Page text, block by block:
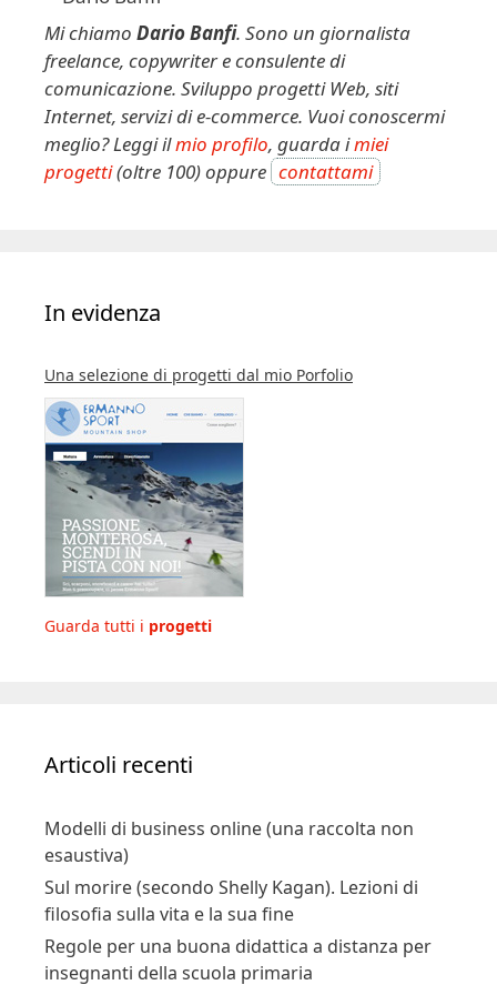
Mi chiamo Dario Banfi. Sono un giornalista
freelance, copywriter e consulente di
comunicazione. Sviluppo progetti Web, siti
Internet, servizi di e-commerce. Vuoi conoscermi
meglio? Leggi ilmio profilo, guarda imiei
progetti(oltre 100) oppure contattami
In evidenza
Una selezione di progetti dal mio Porfolio
Guarda tutti i progetti
Articoli recenti
Modelli di business online (una raccolta non
esaustiva)
Sul morire (secondo Shelly Kagan). Lezioni di
filosofia sulla vita e la sua fine
Regole per una buona didattica a distanza per
insegnanti della scuola primaria